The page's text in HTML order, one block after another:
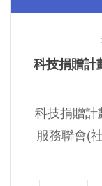
科技捐贈
科技捐贈計
服務聯會(